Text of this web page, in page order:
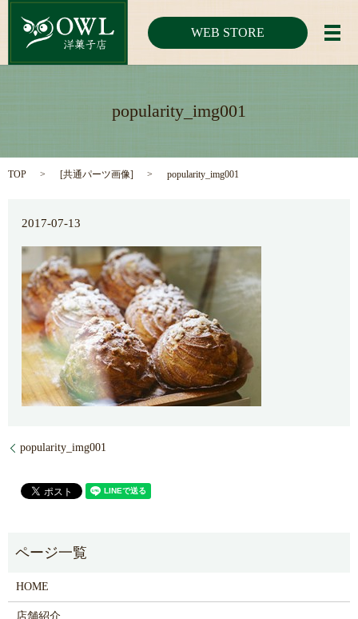
WEB STORE メ
popularity_img001
TOP [共通パーツ画像] popularity_img001
2017-07-13
popularity_img001
HOME
店舗紹介